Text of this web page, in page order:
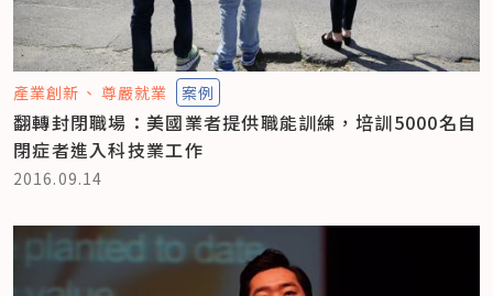
產業創新 尊嚴就業 案例
翻轉封閉職場：美國業者提供職能訓練，培訓5000名自
閉症者進入科技業工作
2016.09.14